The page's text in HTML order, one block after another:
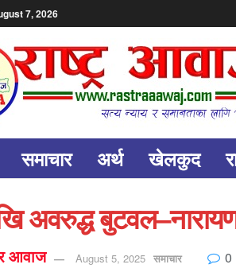
7, 2026
समाचार अर्थ खेलकुद
अवरुद्ध
आवाज August 5, 2025 समाचार 0